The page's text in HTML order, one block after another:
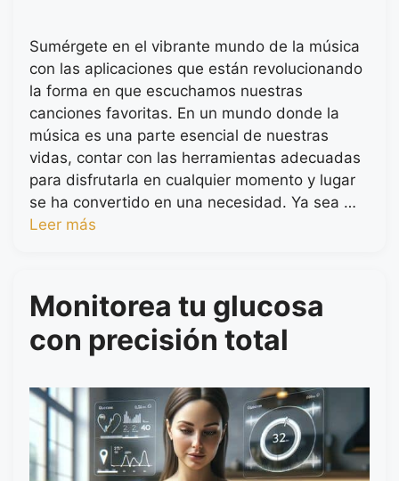
Sumérgete en el vibrante mundo de la música
con las aplicaciones que están revolucionando
la forma en que escuchamos nuestras
canciones favoritas. En un mundo donde la
música es una parte esencial de nuestras
vidas, contar con las herramientas adecuadas
para disfrutarla en cualquier momento y lugar
se ha convertido en una necesidad. Ya sea …
Leer más
Monitorea tu glucosa
con precisión total